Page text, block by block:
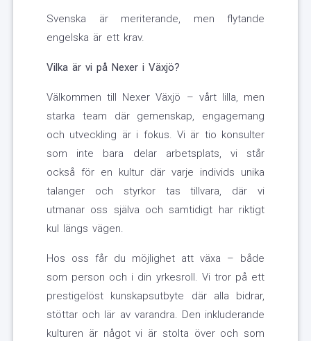
Svenska är meriterande, men flytande
engelska är ett krav.
Vilka är vi på Nexer i Växjö?
Välkommen till Nexer Växjö – vårt lilla, men
starka team där gemenskap, engagemang
och utveckling är i fokus. Vi är tio konsulter
som inte bara delar arbetsplats, vi står
också för en kultur där varje individs unika
talanger och styrkor tas tillvara, där vi
utmanar oss själva och samtidigt har riktigt
kul längs vägen.
Hos oss får du möjlighet att växa – både
som person och i din yrkesroll. Vi tror på ett
prestigelöst kunskapsutbyte där alla bidrar,
stöttar och lär av varandra. Den inkluderande
kulturen är något vi är stolta över och som